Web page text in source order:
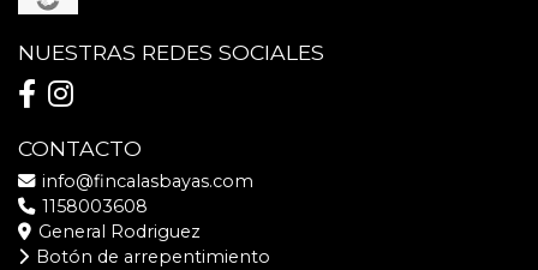
NUESTRAS REDES SOCIALES
CONTACTO
info@fincalasbayas.com
1158003608
General Rodriguez
Botón de arrepentimiento